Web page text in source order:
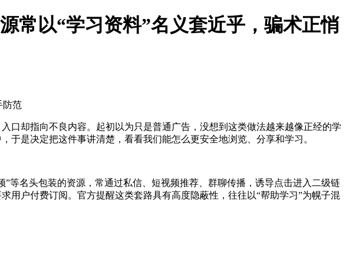
常以“学习资料”名义套近乎，骗术正悄
防范
口却指向不良内容。起初以为只是普通广告，没想到这类做法越来越像正经的学
是决定把这件事讲清楚，看看我们能怎么更安全地浏览、分享和学习。
等名头包装的资源，常通过私信、短视频推荐、群聊传播，诱导点击进入二级链
户付费订阅。官方提醒这类套路具有高度隐蔽性，往往以“帮助学习”为幌子混